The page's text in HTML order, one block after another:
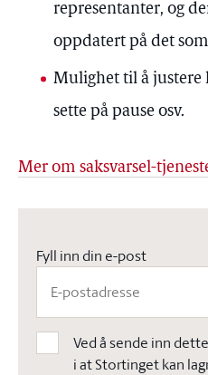
representanter, og
oppdatert på det
Mulighet til å justere
sette på pause osv.
Mer om saksvarsel-
Fyll inn din e-post
Ved å sende inn
i at Stortinget kan